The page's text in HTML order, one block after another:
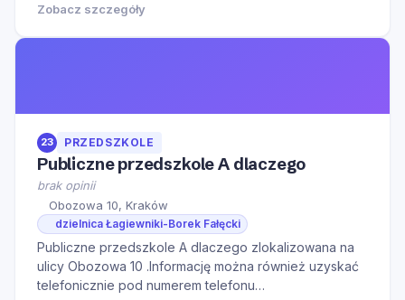
kontaktu w godzinach otwarcia oraz na Naszą stronę
Zobacz szczegóły
23 PRZEDSZKOLE
Publiczne przedszkole A dlaczego
brak opinii
Obozowa 10, Kraków
dzielnica Łagiewniki-Borek Fałęcki
Publiczne przedszkole A dlaczego zlokalizowana na
ulicy Obozowa 10 .Informację można również uzyskać
telefonicznie pod numerem telefonu